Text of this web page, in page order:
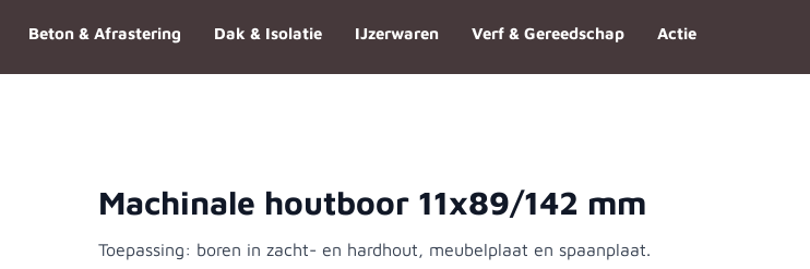
Beton & Afrastering Dak & Isolatie IJzerwaren Verf & Gereedschap Actie
Machinale houtboor 11x89/142 mm
Toepassing: boren in zacht- en hardhout, meubelplaat en spaanplaat.